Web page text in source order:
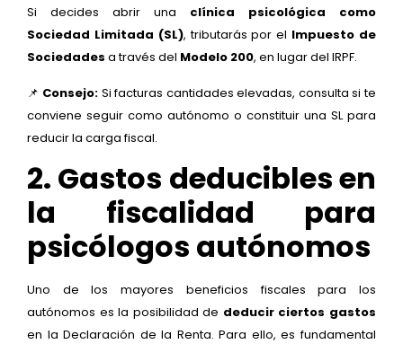
Si decides abrir una clínica psicológica como
Sociedad Limitada (SL), tributarás por el Impuesto de
Sociedades a través del Modelo 200, en lugar del IRPF.
📌 Consejo: Si facturas cantidades elevadas, consulta si te
conviene seguir como autónomo o constituir una SL para
reducir la carga fiscal.
2. Gastos deducibles en
la fiscalidad para
psicólogos autónomos
Uno de los mayores beneficios fiscales para los
autónomos es la posibilidad de deducir ciertos gastos
en la Declaración de la Renta. Para ello, es fundamental